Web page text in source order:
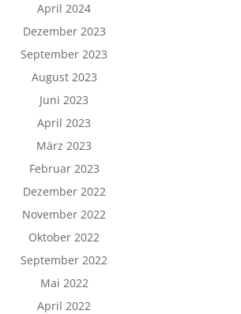
April 2024
Dezember 2023
September 2023
August 2023
Juni 2023
April 2023
März 2023
Februar 2023
Dezember 2022
November 2022
Oktober 2022
September 2022
Mai 2022
April 2022